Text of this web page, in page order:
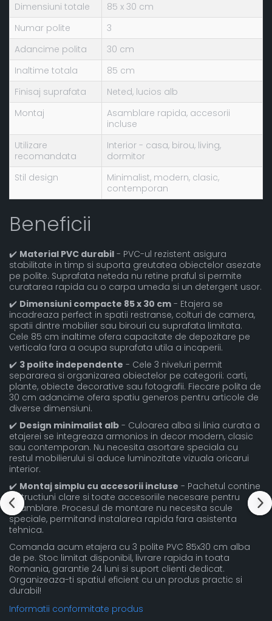
Dimensiuni totale
85 x 30 cm
Numar polite
3
Adancime polita
30 cm
Inaltime totala
85 cm
Finisaj suprafata
Neted, lucios alb
Montaj
Asamblare rapida, accesorii
incluse
Utilizare
recomandata
Interior - casa, birou, living,
dormitor
Stil design
Minimalist, modern, clasic,
contemporan
Beneficii
✔️ Material PVC durabil - PVC-ul rezistent asigura
stabilitate in timp si suporta greutatea obiectelor asezate
pe polite. Suprafata neteda nu retine praful si permite
curatarea rapida cu o carpa umeda si un detergent usor.
✔️ Dimensiuni compacte 85 x 30 cm - Etajera se
incadreaza perfect in spatii restranse, colturi de camera,
spatii dintre mobilier sau birouri cu suprafata limitata.
Cele 85 cm inaltime ofera capacitate de depozitare pe
verticala fara a ocupa suprafata utila a incaperii.
✔️ 3 polite independente - Cele 3 niveluri permit
separarea si organizarea obiectelor pe categorii: carti,
plante, obiecte decorative sau fotografii. Fiecare polita de
30 cm adancime ofera spatiu generos pentru articole de
diverse dimensiuni.
✔️ Design minimalist alb - Culoarea alba si linia curata a
etajerei se integreaza armonios in decor modern, clasic
sau contemporan. Nu necesita asortare speciala cu
restul mobilierului si aduce luminozitate vizuala oricarui
interior.
✔️ Montaj simplu cu accesorii incluse - Pachetul contine
instructiuni clare si toate accesoriile necesare pentru
asamblare. Procesul de montare nu necesita scule
speciale, permitand instalarea rapida fara asistenta
tehnica.
Comanda acum etajera cu 3 polite PVC 85x30 cm alba
de pe. Stoc limitat disponibil, livrare rapida in toata
Romania, garantie 24 luni si suport clienti dedicat.
Organizeaza-ti spatiul eficient cu un produs practic si
durabil!
Informatii conformitate produs